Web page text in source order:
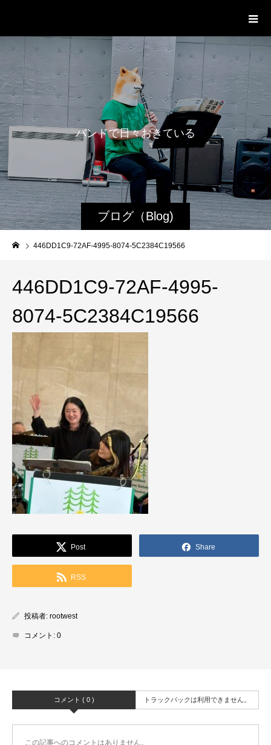
ブログ（Blog)
バンドで日々おきている日
446DD1C9-72AF-4995-8074-5C2384C19566
446DD1C9-72AF-4995-
8074-5C2384C19566
Post Share
RSS
投稿者: rootwest
コメント: 0
コメント ( 0 ) トラックバックは利用できません。
この記事へのコメントはありません。